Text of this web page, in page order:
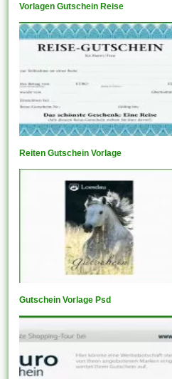
Vorlagen Gutschein Reise
Reiten Gutschein Vorlage
Gutschein Vorlage Psd